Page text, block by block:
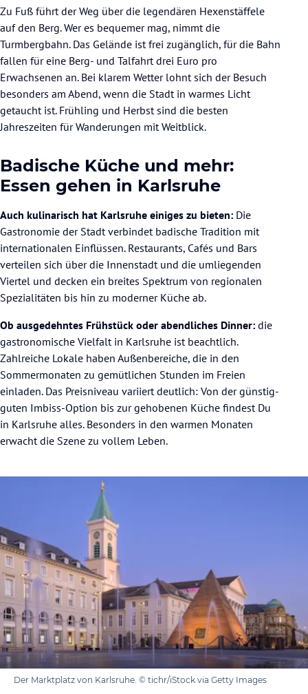
Zu Fuß führt der Weg über die legendären Hexenstäffele
auf den Berg. Wer es bequemer mag, nimmt die
Turmbergbahn. Das Gelände ist frei zugänglich, für die Bahn
fallen für eine Berg- und Talfahrt drei Euro pro
Erwachsenen an. Bei klarem Wetter lohnt sich der Besuch
besonders am Abend, wenn die Stadt in warmes Licht
getaucht ist. Frühling und Herbst sind die besten
Jahreszeiten für Wanderungen mit Weitblick.
Badische Küche und mehr:
Essen gehen in Karlsruhe
Auch kulinarisch hat Karlsruhe einiges zu bieten: Die
Gastronomie der Stadt verbindet badische Tradition mit
internationalen Einflüssen. Restaurants, Cafés und Bars
verteilen sich über die Innenstadt und die umliegenden
Viertel und decken ein breites Spektrum von regionalen
Spezialitäten bis hin zu moderner Küche ab.
Ob ausgedehntes Frühstück oder abendliches Dinner: die
gastronomische Vielfalt in Karlsruhe ist beachtlich.
Zahlreiche Lokale haben Außenbereiche, die in den
Sommermonaten zu gemütlichen Stunden im Freien
einladen. Das Preisniveau variiert deutlich: Von der günstig-
guten Imbiss-Option bis zur gehobenen Küche findest Du
in Karlsruhe alles. Besonders in den warmen Monaten
erwacht die Szene zu vollem Leben.
Der Marktplatz von Karlsruhe. © tichr/iStock via Getty Images